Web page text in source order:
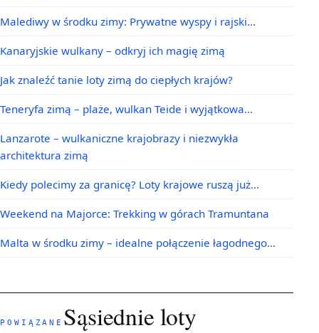
Malediwy w środku zimy: Prywatne wyspy i rajski…
Kanaryjskie wulkany – odkryj ich magię zimą
Jak znaleźć tanie loty zimą do ciepłych krajów?
Teneryfa zimą – plaże, wulkan Teide i wyjątkowa…
Lanzarote – wulkaniczne krajobrazy i niezwykła
architektura zimą
Kiedy polecimy za granicę? Loty krajowe ruszą już…
Weekend na Majorce: Trekking w górach Tramuntana
Malta w środku zimy – idealne połączenie łagodnego…
POWIĄZANE Sąsiednie loty